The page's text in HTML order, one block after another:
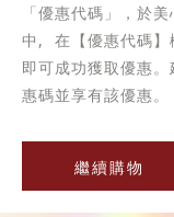
「優惠代碼」，於
中, 在【優惠代碼】
即可成功獲取優惠
惠碼並享有該優惠。
繼續購物